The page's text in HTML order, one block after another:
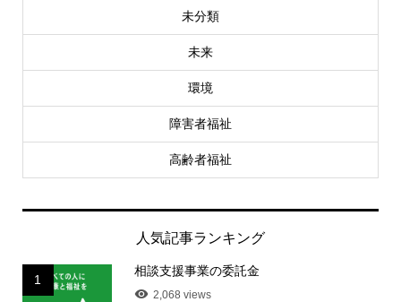
未分類
未来
環境
障害者福祉
高齢者福祉
人気記事ランキング
1
相談支援事業の委託金
2,068 views